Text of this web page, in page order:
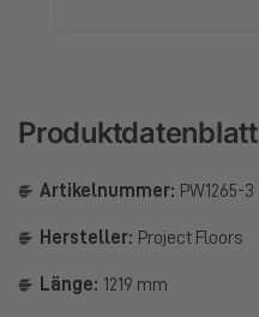
Produktdatenblatt
Artikelnummer: PW1265-3
Hersteller: Project Floors
Länge: 1219 mm